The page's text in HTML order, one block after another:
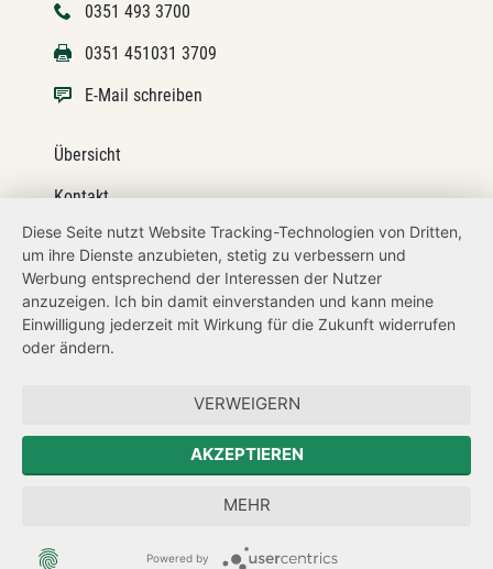
0351 493 3700
0351 451031 3709
E-Mail schreiben
Übersicht
Kontakt
Impressum
Datenschutz
Transparenzanspruch
Forum Mitteleuropa
Der Sächsische Integrationsbeauftragte
Diese Seite nutzt Website Tracking-Technologien von Dritten,
um ihre Dienste anzubieten, stetig zu verbessern und
Werbung entsprechend der Interessen der Nutzer
anzuzeigen. Ich bin damit einverstanden und kann meine
Einwilligung jederzeit mit Wirkung für die Zukunft widerrufen
oder ändern.
VERWEIGERN
AKZEPTIEREN
MEHR
Powered by